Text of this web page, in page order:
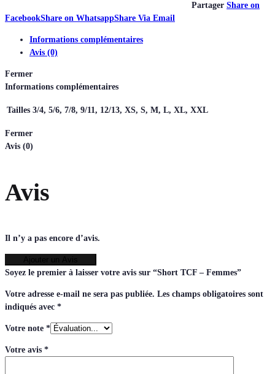
Partager Share on
FacebookShare on WhatsappShare Via Email
Informations complémentaires
Avis (0)
Fermer
Informations complémentaires
Tailles 3/4, 5/6, 7/8, 9/11, 12/13, XS, S, M, L, XL, XXL
Fermer
Avis (0)
Avis
Il n’y a pas encore d’avis.
Soyez le premier à laisser votre avis sur “Short TCF – Femmes”
Votre adresse e-mail ne sera pas publiée. Les champs obligatoires sont
indiqués avec *
Votre note *
Votre avis *